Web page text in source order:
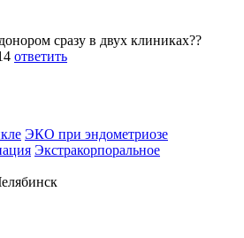
сразу в двух клиниках??
ответить
ЭКО при эндометриозе
Экстракорпоральное